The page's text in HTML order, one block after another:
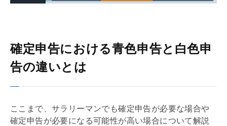
確定申告における青色申告と白色申
告の違いとは
ここまで、サラリーマンでも確定申告が必要な場合や
確定申告が必要になる可能性が高い場合について解説